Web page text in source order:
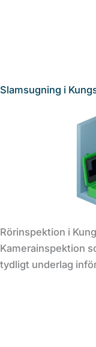
Slamsugning i
Rörinspektion i
Kamerainspektion
tydligt underlag